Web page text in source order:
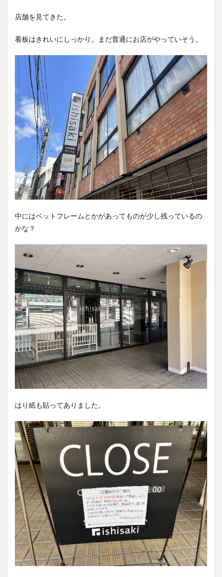
店舗を見てきた。
看板はきれいにしっかり。まだ普通にお店がやっていそう。
中にはベットフレームとかがあってものが少し残っているの
かな？
はり紙も貼ってありました。